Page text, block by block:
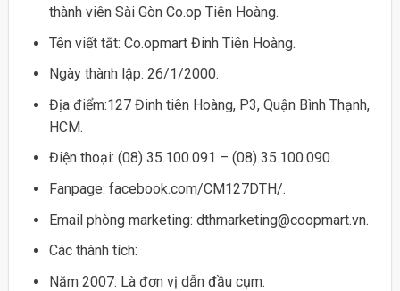
thành viên Sài Gòn Co.op Tiên Hoàng.
Tên viết tắt: Co.opmart Đinh Tiên Hoàng.
Ngày thành lập: 26/1/2000.
Địa điểm:127 Đinh tiên Hoàng, P3, Quận Bình Thạnh,
HCM.
Điện thoại: (08) 35.100.091 – (08) 35.100.090.
Fanpage: facebook.com/CM127DTH/.
Email phòng marketing: dthmarketing@coopmart.vn.
Các thành tích:
Năm 2007: Là đơn vị dẫn đầu cụm.